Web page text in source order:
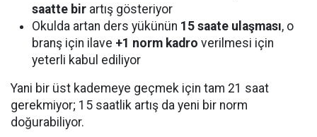
saatte bir artış gösteriyor
Okulda artan ders yükünün 15 saate ulaşması, o
branş için ilave +1 norm kadro verilmesi için
yeterli kabul ediliyor
Yani bir üst kademeye geçmek için tam 21 saat
gerekmiyor; 15 saatlik artış da yeni bir norm
doğurabiliyor.